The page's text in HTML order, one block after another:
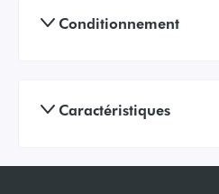
Conditionnement
Caractéristiques